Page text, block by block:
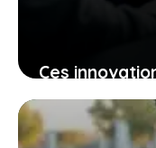
Ces
électrique
votre